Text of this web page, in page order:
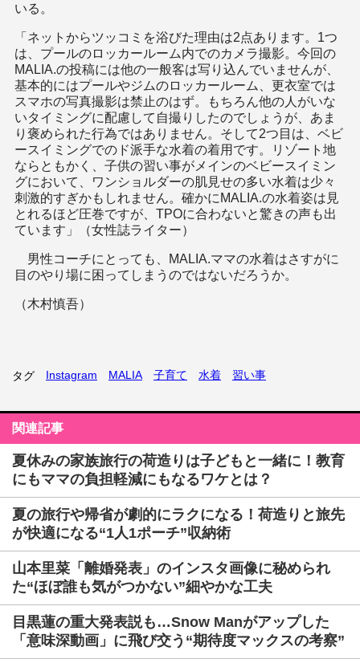
いる。
「ネットからツッコミを浴びた理由は2点あります。1つ
は、プールのロッカールーム内でのカメラ撮影。今回の
MALIA.の投稿には他の一般客は写り込んでいませんが、
基本的にはプールやジムのロッカールーム、更衣室では
スマホの写真撮影は禁止のはず。もちろん他の人がいな
いタイミングに配慮して自撮りしたのでしょうが、あま
り褒められた行為ではありません。そして2つ目は、ベビ
ースイミングでのド派手な水着の着用です。リゾート地
ならともかく、子供の習い事がメインのベビースイミン
グにおいて、ワンショルダーの肌見せの多い水着は少々
刺激的すぎかもしれません。確かにMALIA.の水着姿は見
とれるほど圧巻ですが、TPOに合わないと驚きの声も出
ています」（女性誌ライター）
男性コーチにとっても、MALIA.ママの水着はさすがに
目のやり場に困ってしまうのではないだろうか。
（木村慎吾）
タグ Instagram MALIA 子育て 水着 習い事
関連記事
夏休みの家族旅行の荷造りは子どもと一緒に！教育
にもママの負担軽減にもなるワケとは？
夏の旅行や帰省が劇的にラクになる！荷造りと旅先
が快適になる“1人1ポーチ”収納術
山本里菜「離婚発表」のインスタ画像に秘められ
た“ほぼ誰も気がつかない”細やかな工夫
目黒蓮の重大発表説も…Snow Manがアップした
「意味深動画」に飛び交う“期待度マックスの考察”